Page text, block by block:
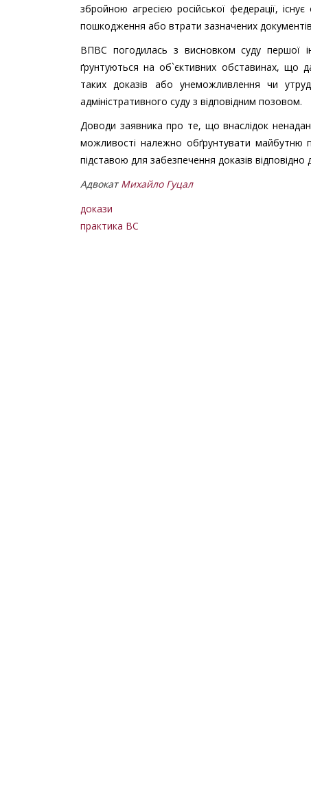
збройною агресією російської федерації,
пошкодження або втрати зазначених
ВПВС погодилась з висновком суду першої
ґрунтуються на об`єктивних обставинах, що
таких доказів або унеможливлення чи
адміністративного суду з відповідним позовом.
Доводи заявника про те, що внаслідок
можливості належно обґрунтувати
підставою для забезпечення доказів
Адвокат Михайло Гуцал
докази
практика ВС